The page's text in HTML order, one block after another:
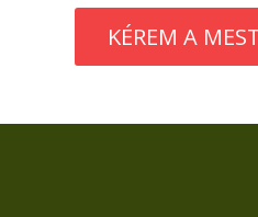
KÉREM A